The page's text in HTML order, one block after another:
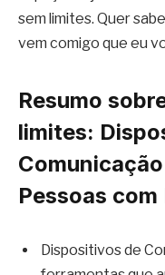
sem limites. Quer
vem comigo que eu
Resumo
limites:
Pessoas
Dispositivos de